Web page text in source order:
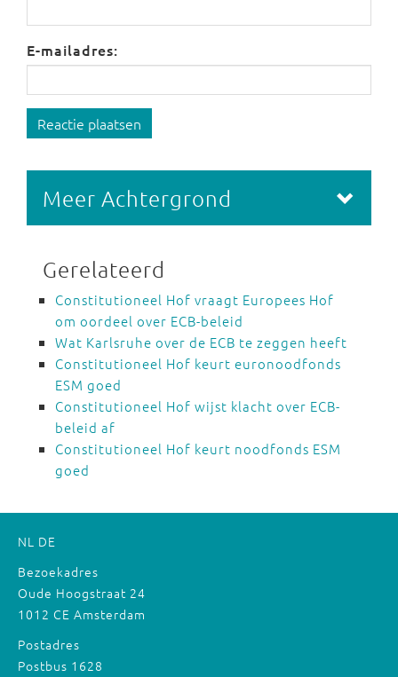
E-mailadres:
Reactie plaatsen
Meer Achtergrond
Gerelateerd
Constitutioneel Hof vraagt Europees Hof
om oordeel over ECB-beleid
Wat Karlsruhe over de ECB te zeggen heeft
Constitutioneel Hof keurt euronoodfonds
ESM goed
Constitutioneel Hof wijst klacht over ECB-
beleid af
Constitutioneel Hof keurt noodfonds ESM
goed
NL DE
Bezoekadres
Oude Hoogstraat 24
1012 CE Amsterdam
Postadres
Postbus 1628